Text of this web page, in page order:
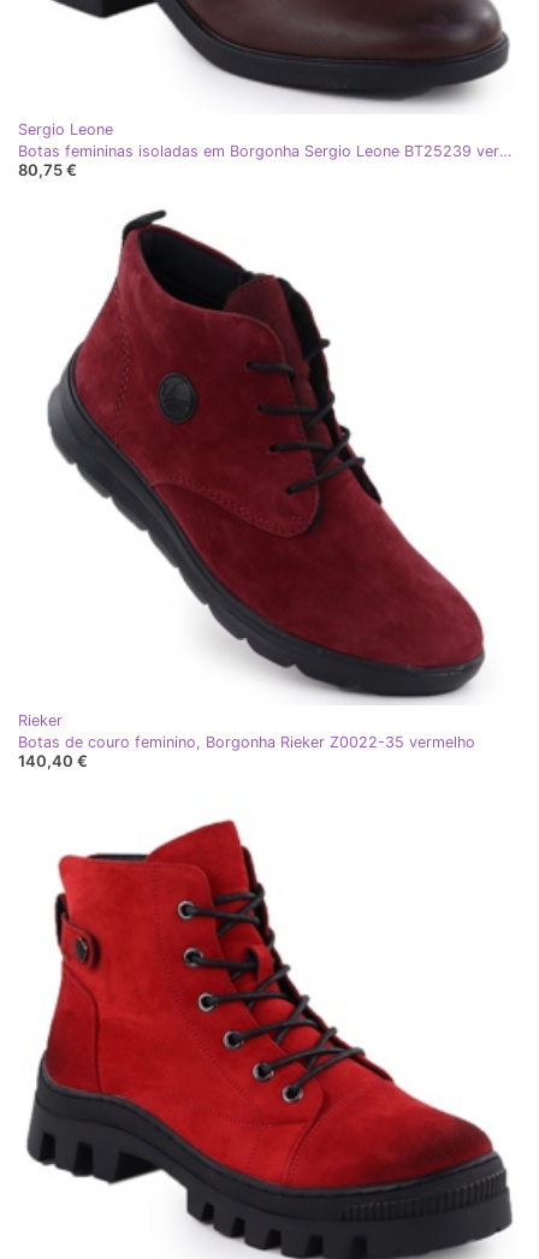
Sergio Leone
Botas femininas isoladas em Borgonha Sergio Leone BT25239 vermelho
80,75 €
Rieker
Botas de couro feminino, Borgonha Rieker Z0022-35 vermelho
140,40 €